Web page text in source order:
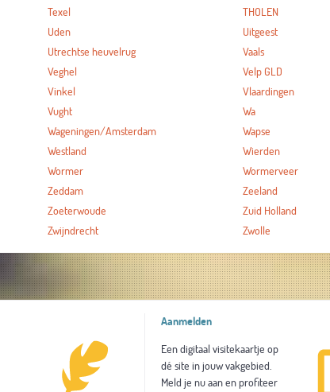
Texel THOLEN
Uden Uitgeest
Utrechtse heuvelrug Vaals
Veghel Velp GLD
Vinkel Vlaardingen
Vught Wa
Wageningen/Amsterdam Wapse
Westland Wierden
Wormer Wormerveer
Zeddam Zeeland
Zoeterwoude Zuid Holland
Zwijndrecht Zwolle
Aanmelden
Een digitaal visitekaartje op
dé site in jouw vakgebied.
Meld je nu aan en profiteer